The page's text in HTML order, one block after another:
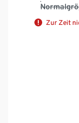
Zur Zeit